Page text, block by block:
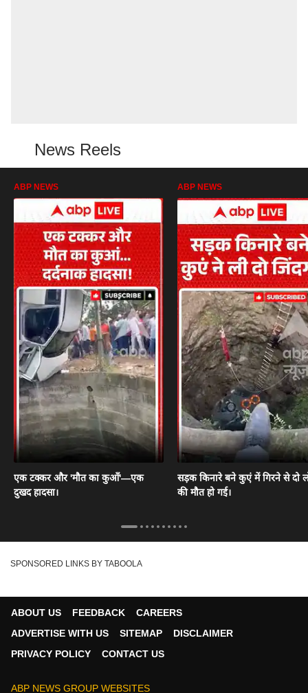
News Reels
ABP NEWS
एक टक्कर और 'मौत का कुआँ'—एक
दुखद हादसा।
ABP NEWS
सड़क किनारे बने कुएं में गिरने से दो
की मौत हो गई।
SPONSORED LINKS BY TABOOLA
ABOUT US FEEDBACK
CAREERS
ADVERTISE WITH US
SITEMAP
DISCLAIMER
PRIVACY POLICY
CONTACT US
ABP NEWS GROUP WEBSITES